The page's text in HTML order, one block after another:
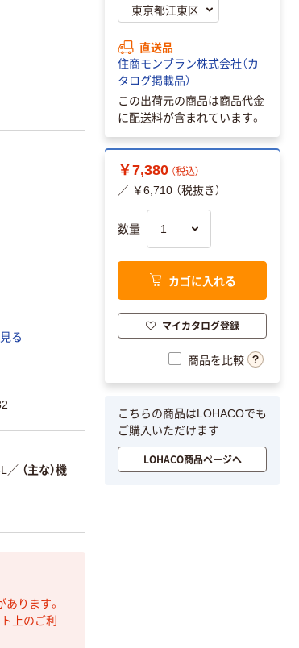
る
／ （主な）機
ります。
上のご利
直送品
住商モンブラン株式会社（カ
タログ掲載品）
この出荷元の商品は商品代金
に配送料が含まれています。
￥7,380 （税込）
／ ￥6,710 （税抜き）
数量
カゴに入れる
マイカタログ登録
商品を比較
こちらの商品はLOHACOでも
ご購入いただけます
LOHACO商品ページへ